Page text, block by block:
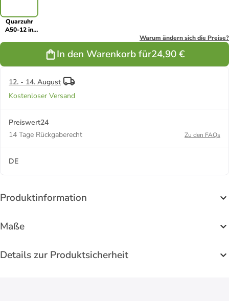
Quarzuhr
A50-12 in
Warum ändern sich die Preise?
In den Warenkorb für24,90 €
12. - 14. August
Kostenloser Versand
Preiswert24
14 Tage Rückgaberecht
Zu den FAQs
DE
Produktinformation
Maße
Details zur Produktsicherheit